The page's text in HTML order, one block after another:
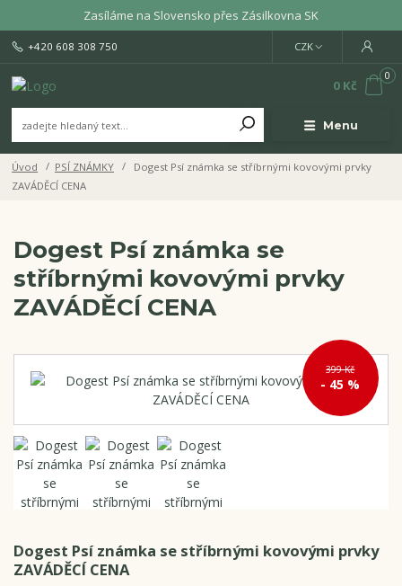
Zasíláme na Slovensko přes Zásilkovna SK
Menu
CZK
+420 608 308 750
0
0 Kč
Úvod PSÍ ZNÁMKY
Dogest Psí známka se stříbrnými kovovými prvky
ZAVÁDĚCÍ CENA
Dogest Psí známka se
stříbrnými kovovými prvky
ZAVÁDĚCÍ CENA
399 Kč
- 45 %
Dogest Psí známka se stříbrnými kovovými prvky
ZAVÁDĚCÍ CENA